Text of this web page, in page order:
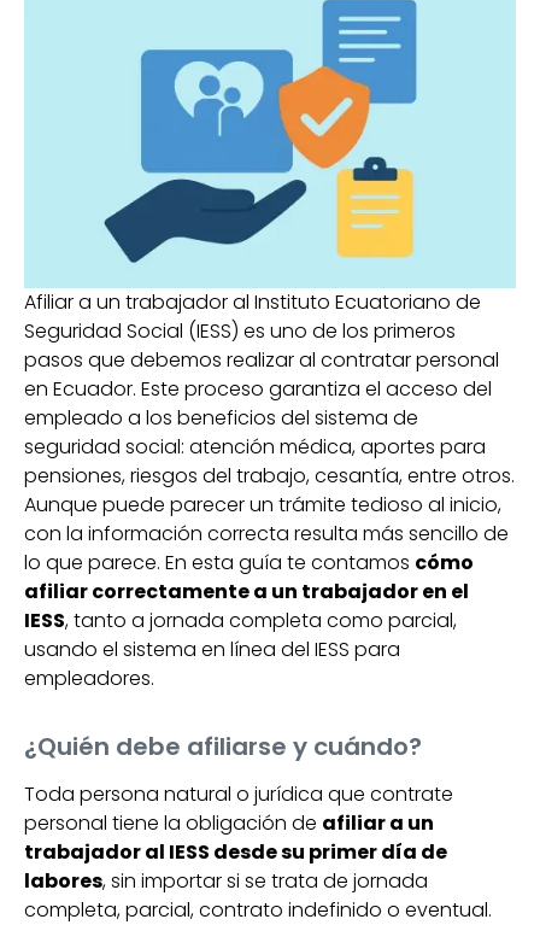
Afiliar a un trabajador al Instituto Ecuatoriano de
Seguridad Social (IESS) es uno de los primeros
pasos que debemos realizar al contratar personal
en Ecuador. Este proceso garantiza el acceso del
empleado a los beneficios del sistema de
seguridad social: atención médica, aportes para
pensiones, riesgos del trabajo, cesantía, entre otros.
Aunque puede parecer un trámite tedioso al inicio,
con la información correcta resulta más sencillo de
lo que parece. En esta guía te contamos cómo
afiliar correctamente a un trabajador en el
IESS, tanto a jornada completa como parcial,
usando el sistema en línea del IESS para
empleadores.
¿Quién debe afiliarse y cuándo?
Toda persona natural o jurídica que contrate
personal tiene la obligación de afiliar a un
trabajador al IESS desde su primer día de
labores, sin importar si se trata de jornada
completa, parcial, contrato indefinido o eventual.